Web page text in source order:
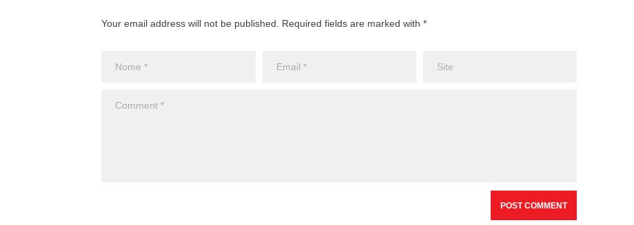
Your email address will not be published. Required fields are marked with *